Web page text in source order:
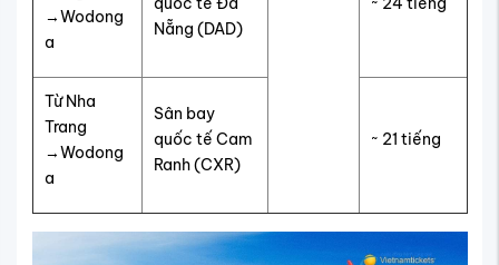
→Wodong
a
Nẵng (DAD)
Từ Nha
Trang
→Wodong
a
Sân bay
quốc tế Cam
Ranh (CXR)
~ 21 tiếng